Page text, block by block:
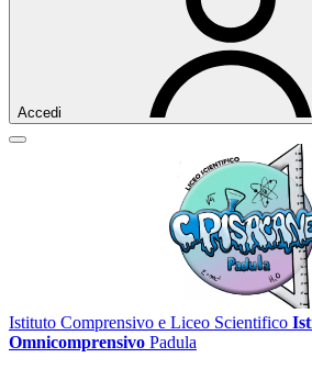
Accedi
Istituto Comprensivo e Liceo Scientifico
Omnicomprensivo Padula